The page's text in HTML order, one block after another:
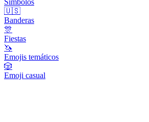
Símbolos
🇺🇸
Banderas
🎊
Fiestas
🦄
Emojis temáticos
🎲
Emoji casual